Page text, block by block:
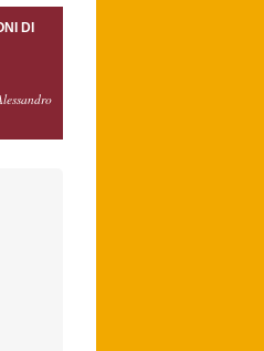
DI